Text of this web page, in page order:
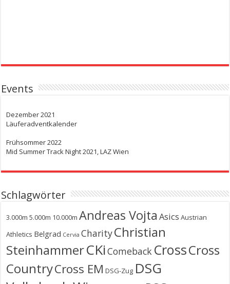
Events
Dezember 2021
Läuferadventkalender
Frühsommer 2022
Mid Summer Track Night 2021, LAZ Wien
Schlagwörter
3.000m 5.000m 10.000m Andreas Vojta Asics Austrian
Athletics Belgrad Cervia CharityChristian
SteinhammerCKiComeback CrossCross
CountryCross EM DSG-Zug DSG